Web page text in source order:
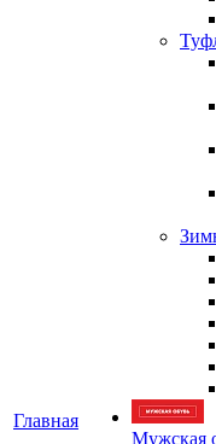
Главная
Мужская